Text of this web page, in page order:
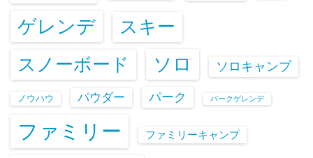
ゲレンデ
スキー
スノーボード
ソロ ソロキャンプ
ノウハウ パウダー パーク パークゲレンデ
ファミリー ファミリーキャンプ